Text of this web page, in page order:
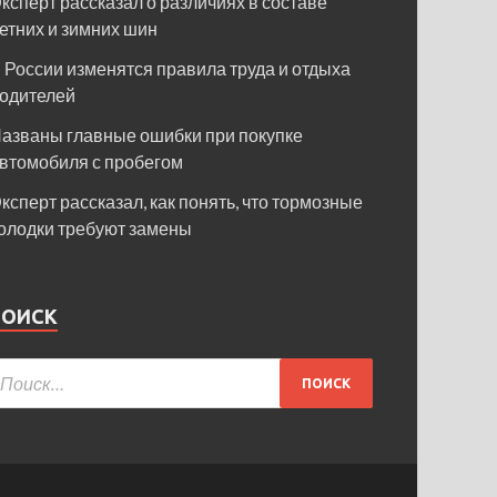
и зимних шин
России изменятся правила труда и отдыха
главные ошибки при покупке
с пробегом
рассказал, как понять, что тормозные
требуют замены